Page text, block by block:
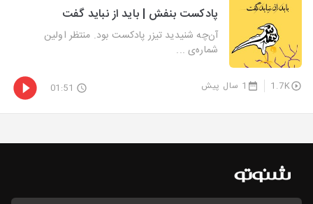
پادکست بنفش | باید از نباید گفت
آن‌چه شنیدید تیزر پادکست بود. منتظر اولین
شماره‌ی ...
1.7K 1 سال پیش 01:51